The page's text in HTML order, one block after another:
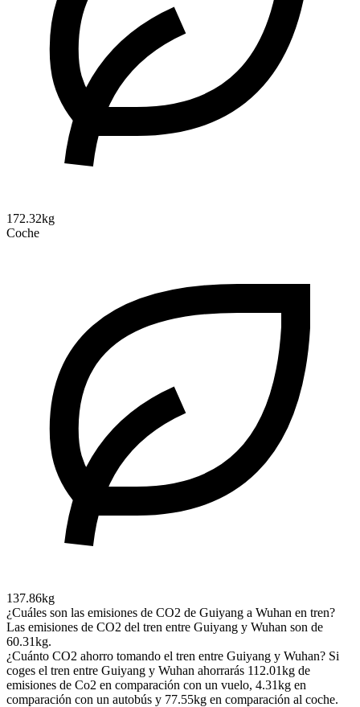
172.32kg
Coche
137.86kg
¿Cuáles son las emisiones de CO2 de Guiyang a Wuhan en tren?
Las emisiones de CO2 del tren entre Guiyang y Wuhan son de
60.31kg.
¿Cuánto CO2 ahorro tomando el tren entre Guiyang y Wuhan? Si
coges el tren entre Guiyang y Wuhan ahorrarás 112.01kg de
emisiones de Co2 en comparación con un vuelo, 4.31kg en
comparación con un autobús y 77.55kg en comparación al coche.